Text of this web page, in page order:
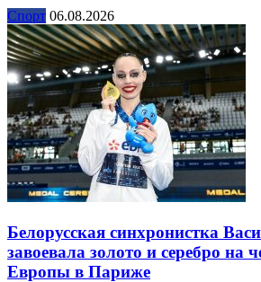
Спорт 06.08.2026
Белорусская синхронистка
завоевала золото и серебро на
Европы в Париже